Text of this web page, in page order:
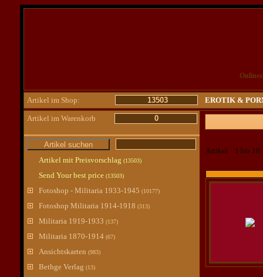
Artikel im Shop: 13503 EROTIK &
Artikel im Warenkorb 0
Artikel mit Preisvorschlag (13503)
Send Your best price (13503)
Fotoshop - Militaria 1933-1945 (10177)
Fotoshop Militaria 1914-1918 (313)
Militaria 1919-1933 (137)
Militaria 1870-1914 (67)
Ansichtskarten (983)
Bethge Verlag (13)
Artikel 1 bis